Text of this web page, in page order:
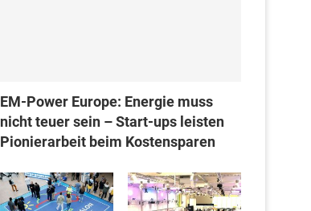
EM-Power Europe: Energie muss
nicht teuer sein – Start-ups leisten
Pionierarbeit beim Kostensparen